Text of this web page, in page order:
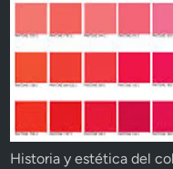
Historia y estética del